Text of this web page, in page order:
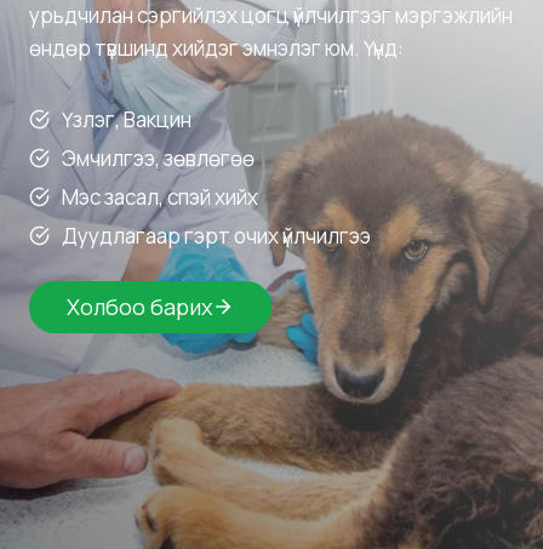
урьдчилан сэргийлэх цогц үйлчилгээг мэргэжлийн
өндөр түвшинд хийдэг эмнэлэг юм. Үүнд:
Үзлэг, Вакцин
Эмчилгээ, зөвлөгөө
Мэс засал, спэй хийх
Дуудлагаар гэрт очих үйлчилгээ
Холбоо барих